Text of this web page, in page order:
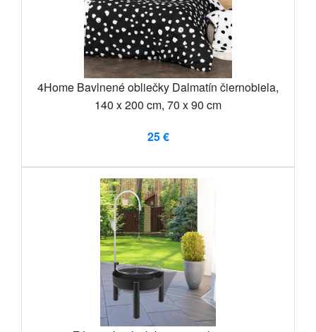
4Home Bavlnené obliečky Dalmatín čiernobiela,
140 x 200 cm, 70 x 90 cm
25 €